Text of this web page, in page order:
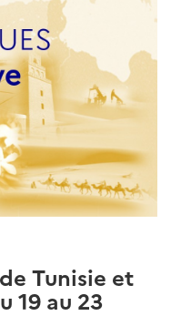
Tunisie et
19 au 23